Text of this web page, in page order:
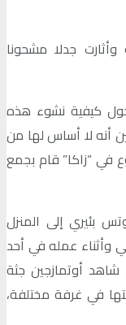
جدلا مشحونا
حول كيفية نشوء هذه
أنه لا أساس لها من
في “زاكا” قام بجمع
بئيري إلى المنزل
عمله في أحد
دمرت في هجوم 7 أكتوبر، شاهد أوتمازجين جثة
في غرفة مختلفة،